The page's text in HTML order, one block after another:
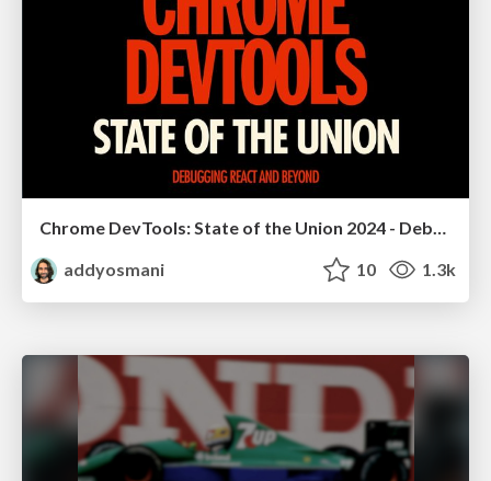
Chrome DevTools: State of the Union 2024 - Debugging React & Beyond
addyosmani
10 1.3k